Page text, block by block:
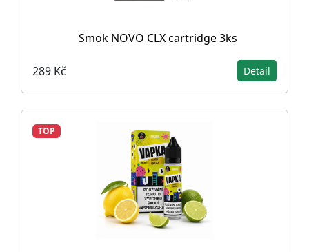
Smok NOVO CLX cartridge 3ks
289 Kč Detail
TOP